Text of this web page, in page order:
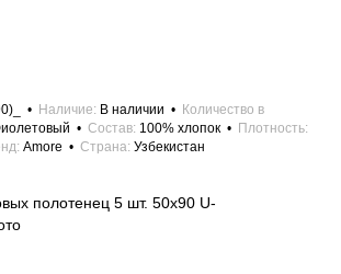
Наличие В наличии
Количество в
Состав 100% хлопок
Плотность
Amore Страна Узбекистан